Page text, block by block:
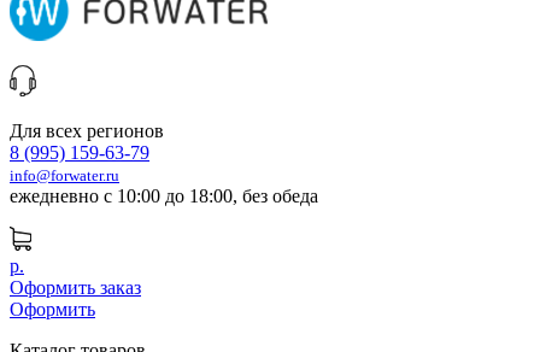
Для всех регионов
8 (995) 159-63-79
info@forwater.ru
ежедневно с 10:00 до 18:00, без обеда
р.
Оформить заказ
Оформить